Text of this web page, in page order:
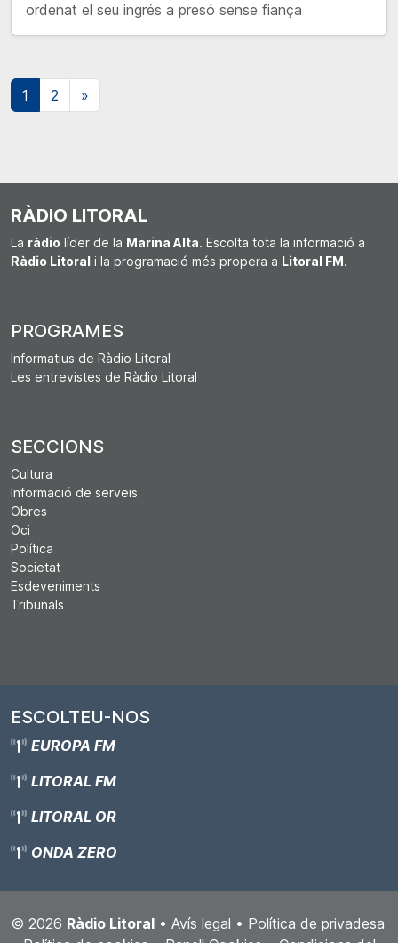
ordenat el seu ingrés a presó sense fiança
Navegació de publicacions
1 2 »
RÀDIO LITORAL
La ràdio líder de la Marina Alta. Escolta tota la informació a
Ràdio Litoral i la programació més propera a Litoral FM.
PROGRAMES
Informatius de Ràdio Litoral
Les entrevistes de Ràdio Litoral
SECCIONS
Cultura
Informació de serveis
Obres
Oci
Política
Societat
Esdeveniments
Tribunals
ESCOLTEU-NOS
EUROPA FM
LITORAL FM
LITORAL OR
ONDA ZERO
© 2026 Ràdio Litoral • Avís legal • Política de privadesa